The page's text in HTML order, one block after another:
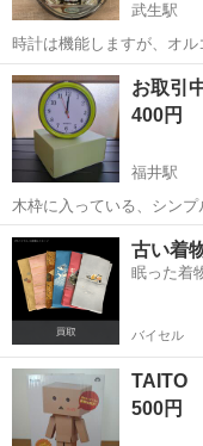
武生駅
時計は機能しますが、オルゴールは
約40cm、横：約34cm、奥行き
所】取りに来られる
ご相談ください...
福井 越前市 武生駅
お取引
400円
福井駅
木枠に入っている、シンプル
径16.5cm
福井 福井市 福井駅
古い着
眠った着
バイセル
TAITO
500円